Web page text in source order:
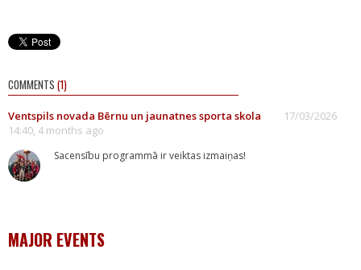
COMMENTS (1)
Ventspils novada Bērnu un jaunatnes sporta skola
17/03/2026
14:40, 4 months ago
Sacensību programmā ir veiktas izmaiņas!
MAJOR EVENTS